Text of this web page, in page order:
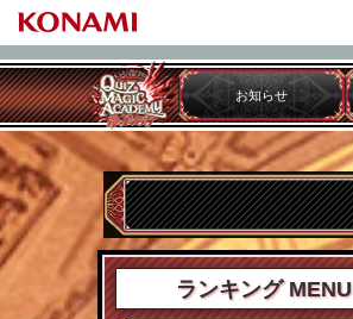
お知らせ
ランキング MENU